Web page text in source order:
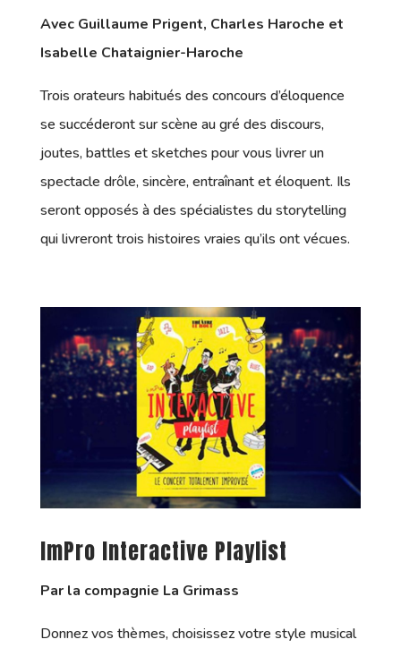
Avec Guillaume Prigent, Charles Haroche et
Isabelle Chataignier-Haroche
Trois orateurs habitués des concours d’éloquence
se succéderont sur scène au gré des discours,
joutes, battles et sketches pour vous livrer un
spectacle drôle, sincère, entraînant et éloquent. Ils
seront opposés à des spécialistes du storytelling
qui livreront trois histoires vraies qu’ils ont vécues.
ImPro Interactive Playlist
Par la compagnie La Grimass
Donnez vos thèmes, choisissez votre style musical